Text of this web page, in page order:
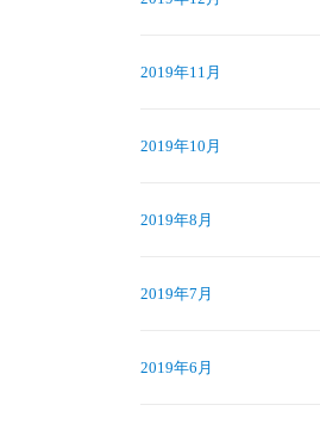
2019年11月
2019年10月
2019年8月
2019年7月
2019年6月